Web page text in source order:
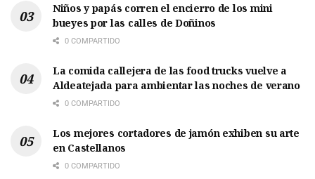
Niños y papás corren el encierro de los mini
bueyes por las calles de Doñinos
0 COMPARTIDO
La comida callejera de las food trucks vuelve a
Aldeatejada para ambientar las noches de verano
0 COMPARTIDO
Los mejores cortadores de jamón exhiben su arte
en Castellanos
0 COMPARTIDO